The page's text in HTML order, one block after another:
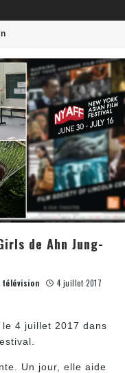
de Ahn Jung-
télévision
4 juillet 2017
4 juillet 2017 dans
Un jour, elle aide